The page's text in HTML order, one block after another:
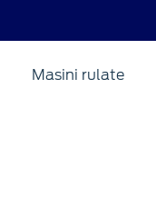
Masini rulate